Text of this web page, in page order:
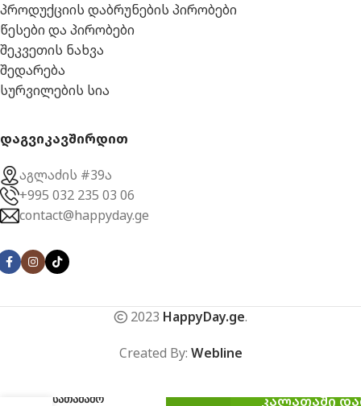
პროდუქციის დაბრუნების პირობები
წესები და პირობები
შეკვეთის ნახვა
შედარება
სურვილების სია
დაგვიკავშირდით
აგლაძის #39ა
+995 032 235 03 06
contact@happyday.ge
2023 HappyDay.ge.
Created By: Webline
სათამაშო ᲙᲐᲚᲐᲗᲐᲨᲘ